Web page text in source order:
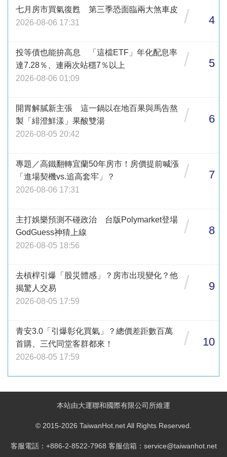
七月房市買氣復甦 第三季恐面臨兩大煞車皮
2026-08-06 17:31
/ 4
投等債也能拚高息 「這檔ETF」年化配息率
達7.28％、連兩次站穩7％以上
2026-08-06 01:09
/ 5
開胃解膩新主張 這一鍋以在地百果與馬告熬
製「緋澄鮮漾」果酸雙湯
2026-08-05 20:42
/ 6
專題／高鐵翻轉宜蘭50年房市！房價提前喊漲
「進場契機vs.追高套牢」？
2026-08-06 17:31
/ 7
主打娛樂預測不碰政治 台版Polymarket登場
GodGuess神猜上線
2026-08-05 18:56
/ 8
去槓桿引爆「股災體感」？房市出現變化？他
揭驚人交易
2026-08-05 17:59
/ 9
青安3.0「引爆彰化買氣」？總價差距數百萬
首購、三代同堂客群都來！
2026-08-05 17:59
/ 10
本站由大運聯和國際有限公司所維運
© 2015-2026 TaiwanHot.net All Rights Reserved.
客服電話：+886-2-8522-7968 客服信箱：service@taiwanhot.net